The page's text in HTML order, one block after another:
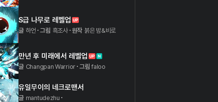
S급 나무로 레벨업
글 하언 그림 흑조사 원작 붉은 밤&비로
만년 후 미래에서 레벨업
글 Changpan Warrior 그림 faloo
유일무이의 네크로맨서
글 mantudezhu